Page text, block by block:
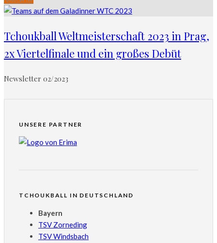
Tchoukball Weltmeisterschaft 2023 in Prag,
2x Viertelfinale und ein großes Debüt
Newsletter 02/2023
UNSERE PARTNER
TCHOUKBALL IN DEUTSCHLAND
Bayern
TSV Zorneding
TSV Windsbach